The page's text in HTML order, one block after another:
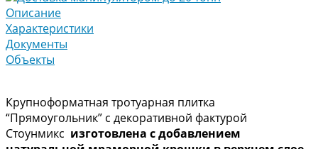
Описание
Характеристики
Документы
Объекты
Крупноформатная тротуарная плитка
“Прямоугольник” с декоративной фактурой
Стоунмикс изготовлена с добавлением